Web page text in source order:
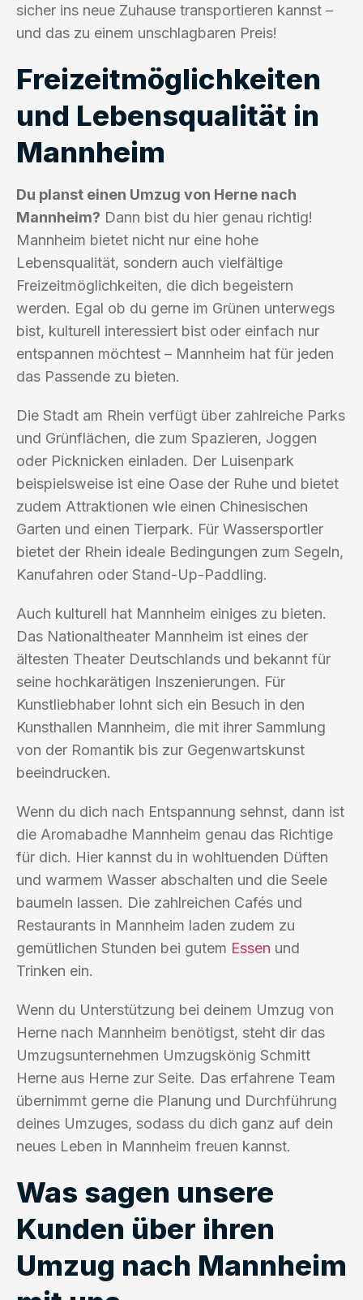
sicher ins neue Zuhause transportieren kannst –
und das zu einem unschlagbaren Preis!
Freizeitmöglichkeiten
und Lebensqualität in
Mannheim
Du planst einen Umzug von Herne nach
Mannheim? Dann bist du hier genau richtig!
Mannheim bietet nicht nur eine hohe
Lebensqualität, sondern auch vielfältige
Freizeitmöglichkeiten, die dich begeistern
werden. Egal ob du gerne im Grünen unterwegs
bist, kulturell interessiert bist oder einfach nur
entspannen möchtest – Mannheim hat für jeden
das Passende zu bieten.
Die Stadt am Rhein verfügt über zahlreiche Parks
und Grünflächen, die zum Spazieren, Joggen
oder Picknicken einladen. Der Luisenpark
beispielsweise ist eine Oase der Ruhe und bietet
zudem Attraktionen wie einen Chinesischen
Garten und einen Tierpark. Für Wassersportler
bietet der Rhein ideale Bedingungen zum Segeln,
Kanufahren oder Stand-Up-Paddling.
Auch kulturell hat Mannheim einiges zu bieten.
Das Nationaltheater Mannheim ist eines der
ältesten Theater Deutschlands und bekannt für
seine hochkarätigen Inszenierungen. Für
Kunstliebhaber lohnt sich ein Besuch in den
Kunsthallen Mannheim, die mit ihrer Sammlung
von der Romantik bis zur Gegenwartskunst
beeindrucken.
Wenn du dich nach Entspannung sehnst, dann ist
die Aromabadhe Mannheim genau das Richtige
für dich. Hier kannst du in wohltuenden Düften
und warmem Wasser abschalten und die Seele
baumeln lassen. Die zahlreichen Cafés und
Restaurants in Mannheim laden zudem zu
gemütlichen Stunden bei gutem Essen und
Trinken ein.
Wenn du Unterstützung bei deinem Umzug von
Herne nach Mannheim benötigst, steht dir das
Umzugsunternehmen Umzugskönig Schmitt
Herne aus Herne zur Seite. Das erfahrene Team
übernimmt gerne die Planung und Durchführung
deines Umzuges, sodass du dich ganz auf dein
neues Leben in Mannheim freuen kannst.
Was sagen unsere
Kunden über ihren
Umzug nach Mannheim